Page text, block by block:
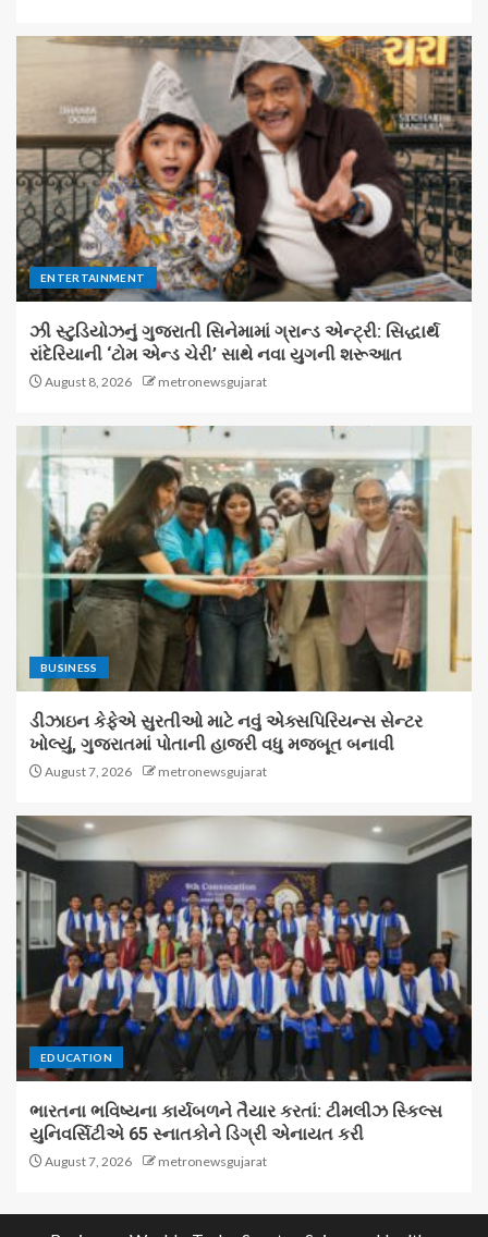
ENTERTAINMENT
ઝી સ્ટુડિયોઝનું ગુજરાતી સિનેમામાં ગ્રાન્ડ એન્ટ્રી: સિદ્ધાર્થ
રાંદેરિયાની ‘ટોમ એન્ડ ચેરી’ સાથે નવા યુગની શરૂઆત
August 8, 2026 metronewsgujarat
BUSINESS
ડીઝાઇન કેફેએ સુરતીઓ માટે નવું એક્સપિરિયન્સ સેન્ટર
ખોલ્યું, ગુજરાતમાં પોતાની હાજરી વધુ મજબૂત બનાવી
August 7, 2026 metronewsgujarat
EDUCATION
ભારતના ભવિષ્યના કાર્યબળને તૈયાર કરતાં: ટીમલીઝ સ્કિલ્સ
યુનિવર્સિટીએ 65 સ્નાતકોને ડિગ્રી એનાયત કરી
August 7, 2026 metronewsgujarat